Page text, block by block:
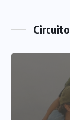
Circuito